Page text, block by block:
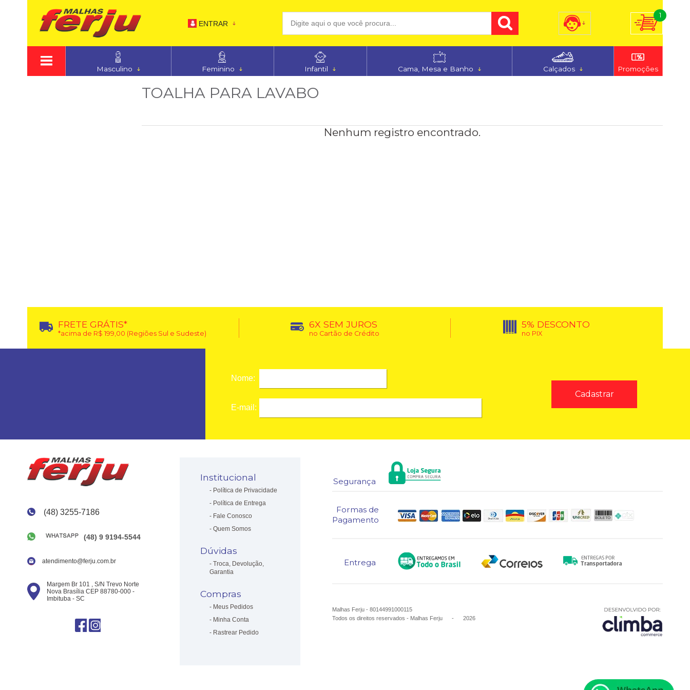
ENTRAR
(48) 3255-7186
1
Masculino Feminino Infantil Cama, Mesa e Banho Calçados Promoções
TOALHA PARA LAVABO
Nenhum registro encontrado.
FRETE GRÁTIS*
*acima de R$ 199,00 (Regiões Sul e Sudeste)
6X SEM JUROS
no Cartão de Crédito
5% DESCONTO
no PIX
Nome:
E-mail:
(48) 3255-7186
(48) 9 9194-5544
atendimento@ferju.com.br
Margem Br 101 , S/N Trevo Norte
Nova Brasília CEP 88780-000 -
Imbituba - SC
Institucional
Política de Privacidade
Política de Entrega
Fale Conosco
Quem Somos
Dúvidas
Troca, Devolução,
Garantia
Compras
Meus Pedidos
Minha Conta
Rastrear Pedido
Segurança
Formas de
Pagamento
Entrega
Malhas Ferju - 80144991000115
Todos os direitos reservados- Malhas Ferju - 2026